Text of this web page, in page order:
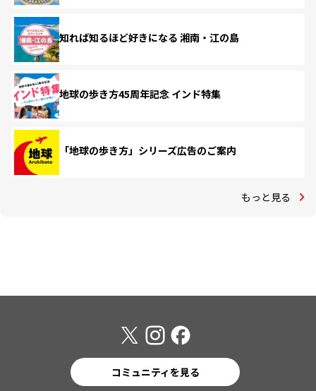
知れば知るほど好きになる 湘南・江の島
地球の歩き方45周年記念 インド特集
「地球の歩き方」シリーズ広告のご案内
もっと見る
コミュニティを見る